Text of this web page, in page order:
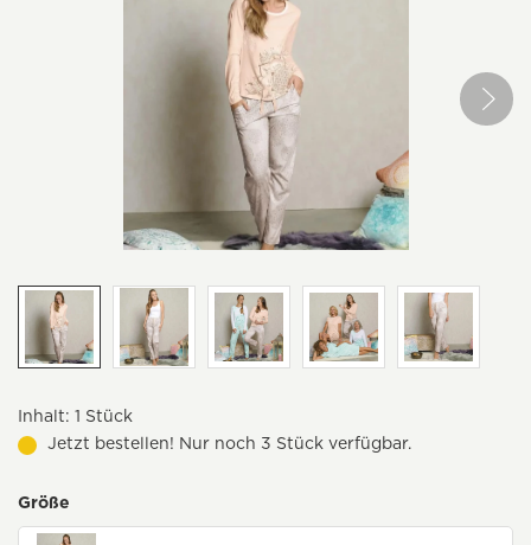
Inhalt: 1 Stück
Jetzt bestellen! Nur noch 3 Stück verfügbar.
Größe